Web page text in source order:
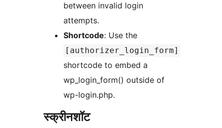
between invalid login
attempts.
Shortcode: Use the
[authorizer_login_form]
shortcode to embed a
wp_login_form() outside of
wp-login.php.
स्क्रीनशॉट